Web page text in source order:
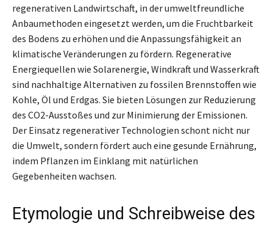
regenerativen Landwirtschaft, in der umweltfreundliche
Anbaumethoden eingesetzt werden, um die Fruchtbarkeit
des Bodens zu erhöhen und die Anpassungsfähigkeit an
klimatische Veränderungen zu fördern. Regenerative
Energiequellen wie Solarenergie, Windkraft und Wasserkraft
sind nachhaltige Alternativen zu fossilen Brennstoffen wie
Kohle, Öl und Erdgas. Sie bieten Lösungen zur Reduzierung
des CO2-Ausstoßes und zur Minimierung der Emissionen.
Der Einsatz regenerativer Technologien schont nicht nur
die Umwelt, sondern fördert auch eine gesunde Ernährung,
indem Pflanzen im Einklang mit natürlichen
Gegebenheiten wachsen.
Etymologie und Schreibweise des